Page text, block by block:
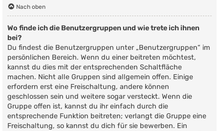
Nach oben
Wo finde ich die Benutzergruppen und wie trete ich ihnen
bei?
Du findest die Benutzergruppen unter „Benutzergruppen“ im
persönlichen Bereich. Wenn du einer beitreten möchtest,
kannst du dies mit der entsprechenden Schaltfläche
machen. Nicht alle Gruppen sind allgemein offen. Einige
erfordern erst eine Freischaltung, andere können
geschlossen sein und weitere sogar versteckt. Wenn die
Gruppe offen ist, kannst du ihr einfach durch die
entsprechende Funktion beitreten; verlangt die Gruppe eine
Freischaltung, so kannst du dich für sie bewerben. Ein